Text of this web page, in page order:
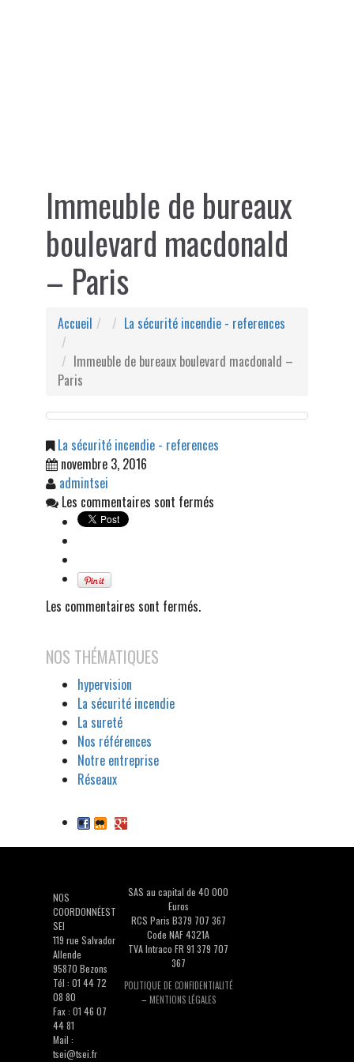
Immeuble de bureaux
boulevard macdonald
– Paris
Accueil
La sécurité incendie - references
Immeuble de bureaux boulevard macdonald –
Paris
La sécurité incendie - references
novembre 3, 2016
admintsei
Les commentaires sont fermés
Les commentaires sont fermés.
NOS THÉMATIQUES
hypervision
La sécurité incendie
La sureté
Nos références
Notre entreprise
Réseaux
NOS
COORDONNÉEST
SEI
119 rue Salvador
Allende
95870 Bezons
Tél : 01 44 72
08 80
Fax : 01 46 07
44 81
Mail :
tsei@tsei.fr
SAS au capital de 40 000
Euros
RCS Paris B379 707 367
Code NAF 4321A
TVA Intraco FR 91 379 707
367
POLITIQUE DE CONFIDENTIALITÉ
– MENTIONS LÉGALES